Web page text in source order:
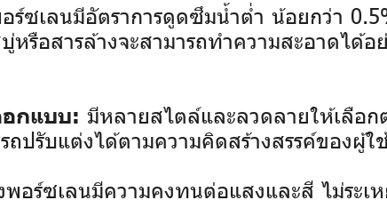
อร์ซเลนมีอัตราการดูดซึมน้ำต่ำ น้อยกว่า
รือสารล้างจะสามารถทำความสะอาดได้
กแบบ: มีหลายสไตล์และลวดลายให้เลือก
ถปรับแต่งได้ตามความคิดสร้างสรรค์ของผู้ใ
พอร์ซเลนมีความคงทนต่อแสงและสี ไม่ระเ